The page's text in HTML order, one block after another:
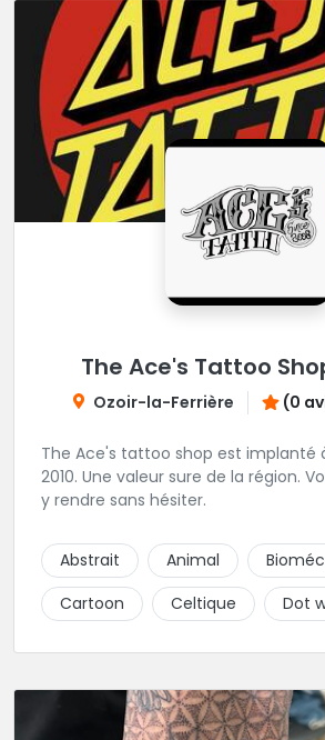
The Ace's Tattoo
Ozoir-la-Ferrière (0
The Ace's tattoo shop est implanté
2010. Une valeur sure de la région.
y rendre sans hésiter.
Abstrait Animal
Cartoon
Celtique Dot